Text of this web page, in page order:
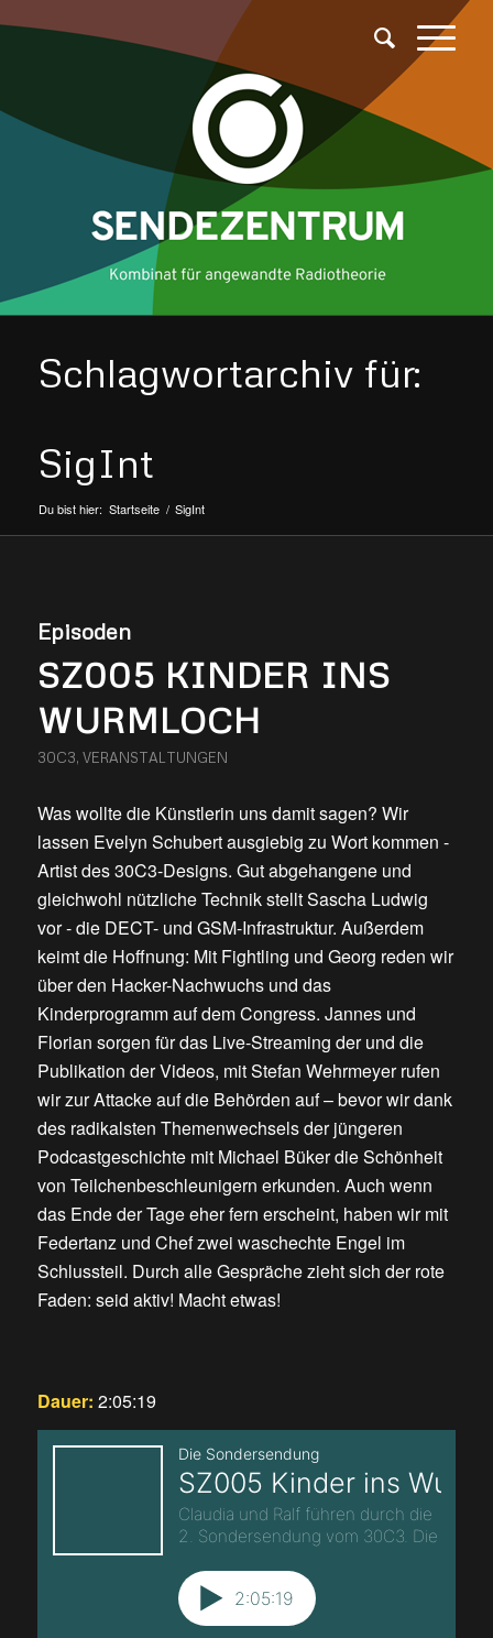
Schlagwortarchiv für:
SigInt
Du bist hier: Startseite / SigInt
Episoden
SZ005 KINDER INS
WURMLOCH
30C3, VERANSTALTUNGEN
Was wollte die Künstlerin uns damit sagen? Wir
lassen Evelyn Schubert ausgiebig zu Wort kommen -
Artist des 30C3-Designs. Gut abgehangene und
gleichwohl nützliche Technik stellt Sascha Ludwig
vor - die DECT- und GSM-Infrastruktur. Außerdem
keimt die Hoffnung: Mit Fightling und Georg reden wir
über den Hacker-Nachwuchs und das
Kinderprogramm auf dem Congress. Jannes und
Florian sorgen für das Live-Streaming der und die
Publikation der Videos, mit Stefan Wehrmeyer rufen
wir zur Attacke auf die Behörden auf – bevor wir dank
des radikalsten Themenwechsels der jüngeren
Podcastgeschichte mit Michael Büker die Schönheit
von Teilchenbeschleunigern erkunden. Auch wenn
das Ende der Tage eher fern erscheint, haben wir mit
Federtanz und Chef zwei waschechte Engel im
Schlussteil. Durch alle Gespräche zieht sich der rote
Faden: seid aktiv! Macht etwas!
Dauer: 2:05:19